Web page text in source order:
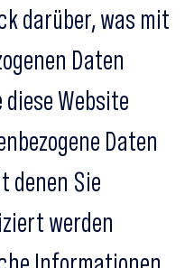
darüber, was mit
Daten
Website
Daten
denen Sie
werden